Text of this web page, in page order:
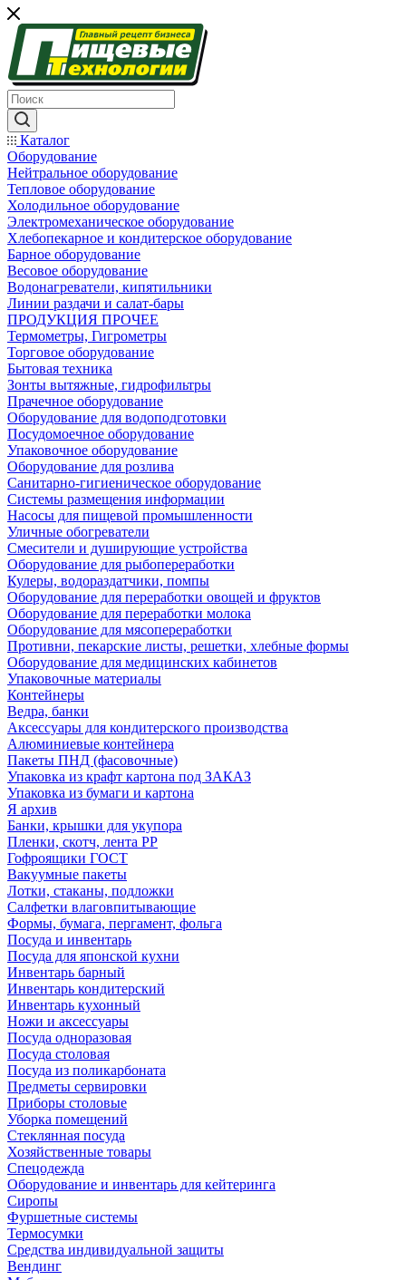
Каталог
Оборудование
Нейтральное оборудование
Тепловое оборудование
Холодильное оборудование
Электромеханическое оборудование
Хлебопекарное и кондитерское оборудование
Барное оборудование
Весовое оборудование
Водонагреватели, кипятильники
Линии раздачи и салат-бары
ПРОДУКЦИЯ ПРОЧЕЕ
Термометры, Гигрометры
Торговое оборудование
Бытовая техника
Зонты вытяжные, гидрофильтры
Прачечное оборудование
Оборудование для водоподготовки
Посудомоечное оборудование
Упаковочное оборудование
Оборудование для розлива
Санитарно-гигиеническое оборудование
Системы размещения информации
Насосы для пищевой промышленности
Уличные обогреватели
Смесители и душирующие устройства
Оборудование для рыбопереработки
Кулеры, водораздатчики, помпы
Оборудование для переработки овощей и фруктов
Оборудование для переработки молока
Оборудование для мясопереработки
Противни, пекарские листы, решетки, хлебные формы
Оборудование для медицинских кабинетов
Упаковочные материалы
Контейнеры
Ведра, банки
Аксессуары для кондитерского производства
Алюминиевые контейнера
Пакеты ПНД (фасовочные)
Упаковка из крафт картона под ЗАКАЗ
Упаковка из бумаги и картона
Я архив
Банки, крышки для укупора
Пленки, скотч, лента РР
Гофроящики ГОСТ
Вакуумные пакеты
Лотки, стаканы, подложки
Салфетки влаговпитывающие
Формы, бумага, пергамент, фольга
Посуда и инвентарь
Посуда для японской кухни
Инвентарь барный
Инвентарь кондитерский
Инвентарь кухонный
Ножи и аксессуары
Посуда одноразовая
Посуда столовая
Посуда из поликарбоната
Предметы сервировки
Приборы столовые
Уборка помещений
Стеклянная посуда
Хозяйственные товары
Спецодежда
Оборудование и инвентарь для кейтеринга
Сиропы
Фуршетные системы
Термосумки
Средства индивидуальной защиты
Вендинг